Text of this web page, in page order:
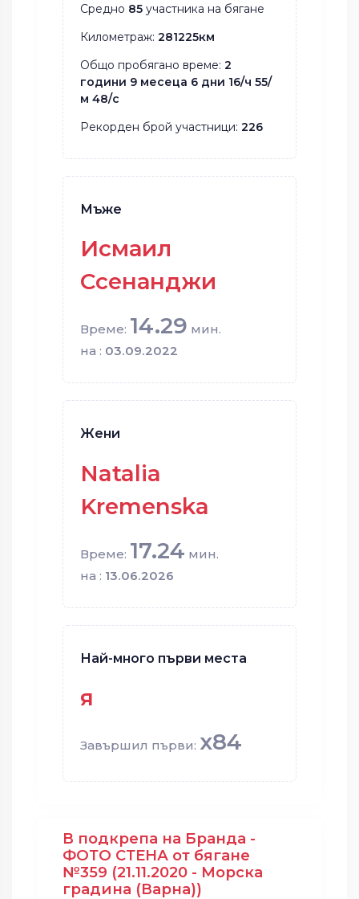
Средно 85 участника на бягане
Километраж: 281225км
Общо пробягано време: 2
години 9 месеца 6 дни 16/ч 55/
м 48/с
Рекорден брой участници: 226
Мъже
Исмаил
Ссенанджи
Време: 14.29 мин.
на : 03.09.2022
Жени
Natalia
Kremenska
Време: 17.24 мин.
на : 13.06.2026
Най-много първи места
я
Завършил първи: x84
В подкрепа на Бранда -
ФОТО СТЕНА от бягане
№359 (21.11.2020 - Морска
градина (Варна))